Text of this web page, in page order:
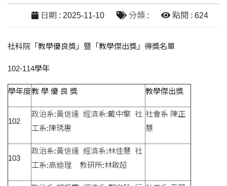
日期 : 2025-11-10 分類 : 點閱 : 624
社科院「教學優良獎」暨「教學傑出獎」得獎名單
102-114學年
學年度教 學 優 良 獎 教學傑出獎
102
政治系:黃信達 經濟系:戴中擎 社
工系:陳琇惠
社會系 陳正
慧
103
政治系:黃信達 經濟系:林佳慧 社
工系:高迪理 教研所:林啟超